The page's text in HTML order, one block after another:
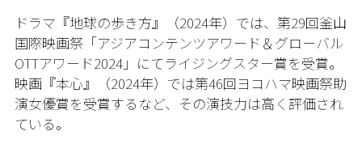
ドラマ『地球の歩き方』（2024年）では、第29回釜山
国際映画祭「アジアコンテンツアワード＆グローバル
OTTアワード2024」にてライジングスター賞を受賞。
映画『本心』（2024年）では第46回ヨコハマ映画祭助
演女優賞を受賞するなど、その演技力は高く評価され
ている。